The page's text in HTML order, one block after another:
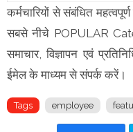
कर्मचारियों से संबंधित
सबसे नीचे POPULAR
समाचार, विज्ञापन एवं
ईमेल के माध्यम से संपर्क करें।
Tags employee